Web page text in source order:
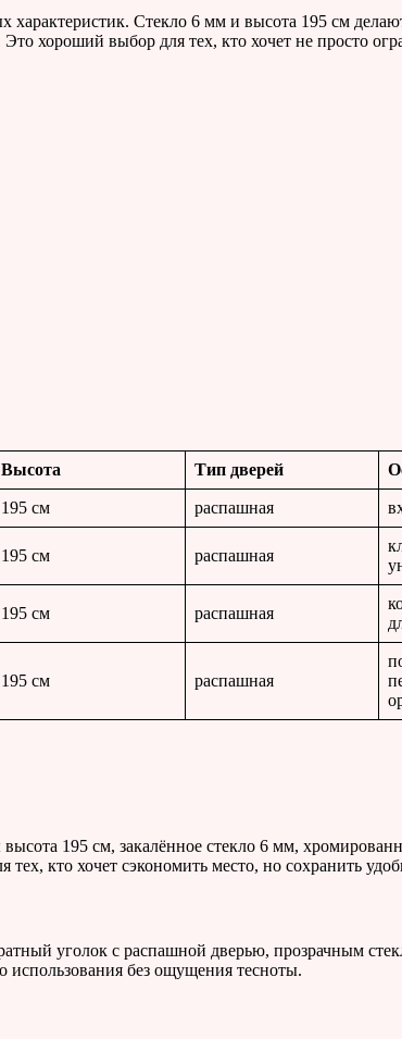
Стекло 6 мм и высота 195 см
хороший выбор для тех, кто хочет не просто
Высота Тип дверей
195 см распашная
195 см распашная
195 см распашная
195 см распашная
195 см, закалённое стекло 6 мм,
кто хочет сэкономить место, но сохранить
уголок с распашной дверью, прозрачным
без ощущения тесноты.